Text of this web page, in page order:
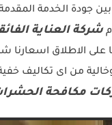
جودة الخدمة
شركة العناية
على الاطلاق اسعارنا
من اى تكاليف خفية
مكافحة